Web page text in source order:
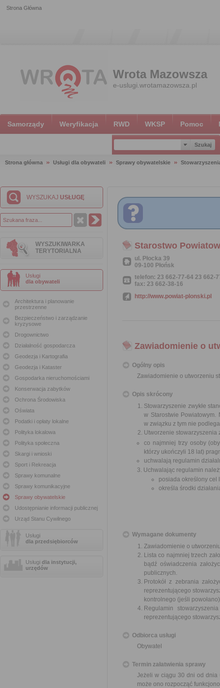
Strona Główna
Wrota Mazowsza
e-uslugi.wrotamazowsza.pl
Samorządy Weryfikacja RWD WKSP Pomoc
Strona główna Usługi dla obywateli Sprawy obywatelskie
WYSZUKAJ USŁUGĘ
WYSZUKIWARKA
TERYTORIALNA
Usługi
dla obywateli
Architektura i planowanie
przestrzenne
Bezpieczeństwo i zarządzanie
kryzysowe
Drogownictwo
Działalność gospodarcza
Geodezja i Kartografia
Geodezja i Kataster
Gospodarka nieruchomościami
Konserwacja zabytków
Ochrona Środowiska
Oświata
Podatki i opłaty lokalne
Polityka lokalowa
Polityka społeczna
Skargi i wnioski
Sport i Rekreacja
Sprawy komunalne
Sprawy komunikacyjne
Sprawy obywatelskie
Udostępnianie informacji publicznej
Urząd Stanu Cywilnego
Usługi
dla przedsiębiorców
Usługi dla instytucji,
urzędów
Starostwo
ul. Płocka 39
09-100 Płońsk
telefon: 23 662-77-64 23 662-
fax: 23 662-38-16
http://www.powiat-plonski.pl
Zawiadomienie o
Ogólny opis
Zawiadomienie o utworzeniu
Opis skrócony
Stowarzyszenie zwykłe
w Starostwie Powiatowym.
w związku z tym nie
Utworzenie stowarzyszenia
co najmniej trzy osoby
którzy ukończyli 18 lat)
uchwalają regulamin
3. Uchwalając regulamin
posiada określony cel
określa środki
Wymagane dokumenty
Zawiadomienie o
Lista co najmniej trzech
bądź oświadczenia
publicznych.
Protokół z zebrania
reprezentującego
kontrolnego (jeśli
Regulamin
reprezentującego
Odbiorca usługi
Obywatel
Termin załatwienia sprawy
Jeżeli w ciągu 30 dni od dnia
może ono rozpocząć